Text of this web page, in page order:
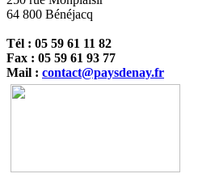
64 800 Bénéjacq
Tél : 05 59 61 11 82
Fax : 05 59 61 93 77
Mail : contact@paysdenay.fr